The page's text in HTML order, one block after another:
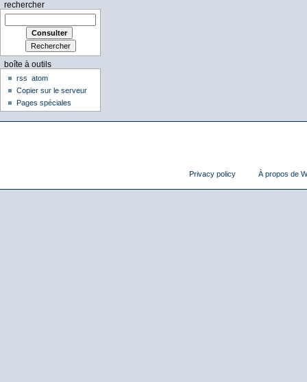
rechercher
boîte à outils
rss
atom
Copier sur le serveur
Pages spéciales
Privacy policy À propos de